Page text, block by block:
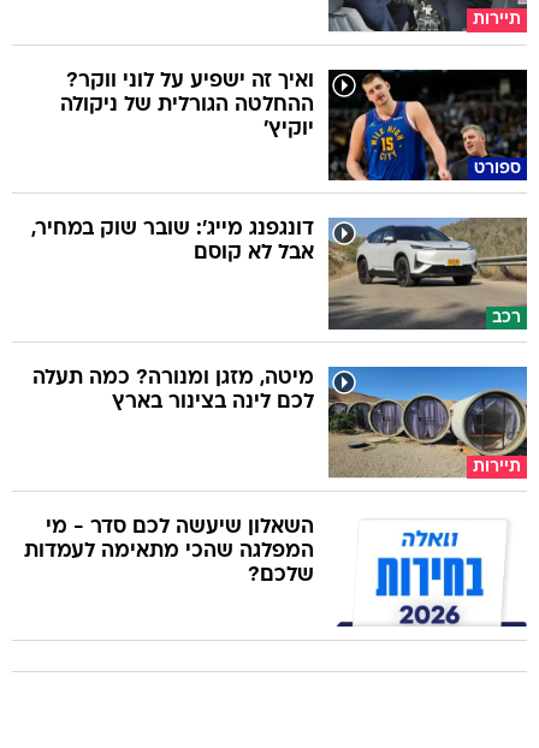
תיירות
ספורט
ואיך זה ישפיע על לוני ווקר?
ההחלטה הגורלית של ניקולה
יוקיץ'
רכב
דונגפנג מייג': שובר שוק במחיר,
אבל לא קוסם
תיירות
מיטה, מזגן ומנורה? כמה תעלה
לכם לינה בצינור בארץ
השאלון שיעשה לכם סדר - מי
המפלגה שהכי מתאימה לעמדות
שלכם?